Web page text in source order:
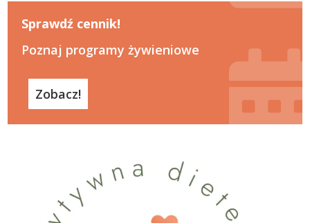
Sprawdź cennik!
Poznaj programy żywieniowe
Zobacz!